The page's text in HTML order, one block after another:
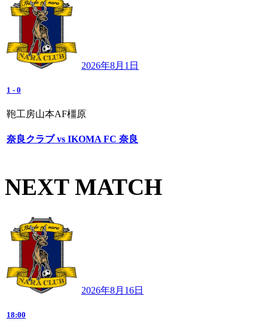
2026年8月1日
1 - 0
鞄工房山本AF橿原
奈良クラブ vs IKOMA FC 奈良
NEXT MATCH
2026年8月16日
18:00